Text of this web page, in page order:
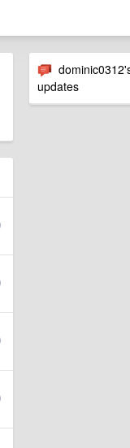
updates